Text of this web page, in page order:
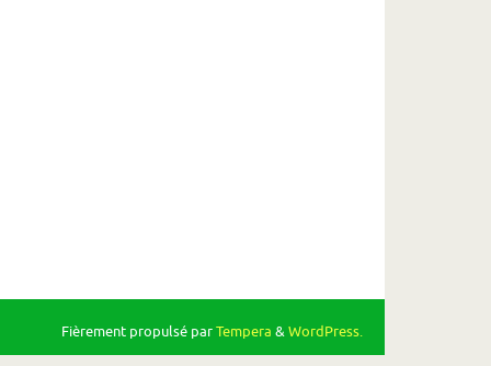
Fièrement propulsé parTempera &WordPress.